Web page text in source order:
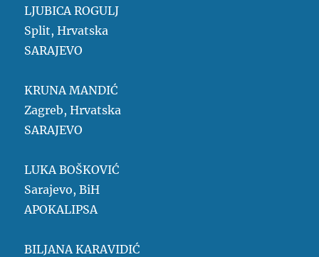
LJUBICA ROGULJ
Split, Hrvatska
SARAJEVO
KRUNA MANDIĆ
Zagreb, Hrvatska
SARAJEVO
LUKA BOŠKOVIĆ
Sarajevo, BiH
APOKALIPSA
BILJANA KARAVIDIĆ